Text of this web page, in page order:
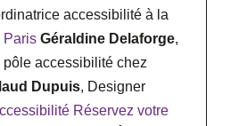
accessibilité à la
Paris Géraldine Delaforge,
accessibilité chez
Dupuis, Designer
Réservez votre